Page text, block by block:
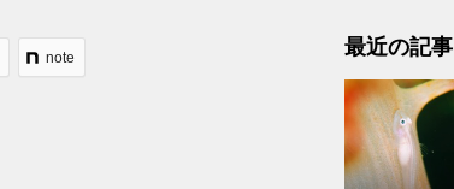
note 最近の記事